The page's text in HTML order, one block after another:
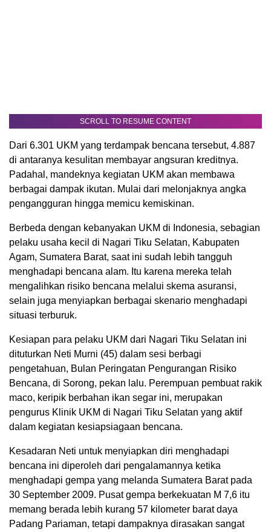
SCROLL TO RESUME CONTENT
Dari 6.301 UKM yang terdampak bencana tersebut, 4.887
di antaranya kesulitan membayar angsuran kreditnya.
Padahal, mandeknya kegiatan UKM akan membawa
berbagai dampak ikutan. Mulai dari melonjaknya angka
pengangguran hingga memicu kemiskinan.
Berbeda dengan kebanyakan UKM di Indonesia, sebagian
pelaku usaha kecil di Nagari Tiku Selatan, Kabupaten
Agam, Sumatera Barat, saat ini sudah lebih tangguh
menghadapi bencana alam. Itu karena mereka telah
mengalihkan risiko bencana melalui skema asuransi,
selain juga menyiapkan berbagai skenario menghadapi
situasi terburuk.
Kesiapan para pelaku UKM dari Nagari Tiku Selatan ini
dituturkan Neti Murni (45) dalam sesi berbagi
pengetahuan, Bulan Peringatan Pengurangan Risiko
Bencana, di Sorong, pekan lalu. Perempuan pembuat rakik
maco, keripik berbahan ikan segar ini, merupakan
pengurus Klinik UKM di Nagari Tiku Selatan yang aktif
dalam kegiatan kesiapsiagaan bencana.
Kesadaran Neti untuk menyiapkan diri menghadapi
bencana ini diperoleh dari pengalamannya ketika
menghadapi gempa yang melanda Sumatera Barat pada
30 September 2009. Pusat gempa berkekuatan M 7,6 itu
memang berada lebih kurang 57 kilometer barat daya
Padang Pariaman, tetapi dampaknya dirasakan sangat